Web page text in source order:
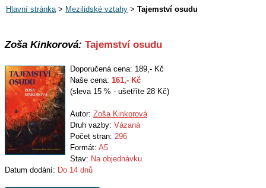
Hlavní stránka> Mezilidské vztahy > Tajemství osudu
Zoša Kinkorová: Tajemství osudu
Doporučená cena: 189,- Kč
Naše cena: 161,- Kč
(sleva 15 % - ušetříte 28 Kč)
Autor: Zoša Kinkorová
Druh vazby: Vázaná
Počet stran: 296
Formát: A5
Stav: Na objednávku
Datum dodání: Do 14 dnů